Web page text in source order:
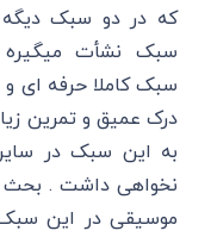
که در دو سبک دیگه
سبک نشأت
سبک کاملا حرفه ای و
درک عمیق و تمرین
به این سبک در
نخواهی داشت . بحث
موسیقی در این